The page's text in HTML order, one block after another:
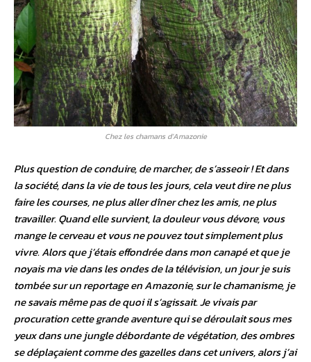
Chez les chamans d’Amazonie
Plus question de conduire, de marcher, de s’asseoir ! Et dans
la société, dans la vie de tous les jours, cela veut dire ne plus
faire les courses, ne plus aller dîner chez les amis, ne plus
travailler. Quand elle survient, la douleur vous dévore, vous
mange le cerveau et vous ne pouvez tout simplement plus
vivre. Alors que j’étais effondrée dans mon canapé et que je
noyais ma vie dans les ondes de la télévision, un jour je suis
tombée sur un reportage en Amazonie, sur le chamanisme, je
ne savais même pas de quoi il s’agissait. Je vivais par
procuration cette grande aventure qui se déroulait sous mes
yeux dans une jungle débordante de végétation, des ombres
se déplaçaient comme des gazelles dans cet univers, alors j’ai